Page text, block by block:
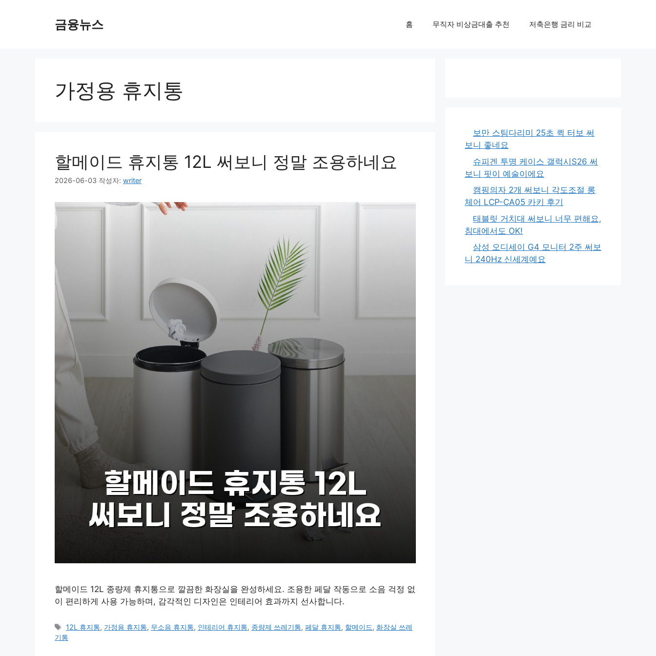
금융뉴스 홈 무직자 비상금대출 추천 저축은행 금리 비교
가정용 휴지통
할메이드 휴지통 12L 써보니 정말 조용하네요
2026-06-03 작성자: writer
할메이드 12L 종량제 휴지통으로 깔끔한 화장실을 완성하세요. 조용한 페달 작동으로 소음 걱정 없
이 편리하게 사용 가능하며, 감각적인 디자인은 인테리어 효과까지 선사합니다.
태
그
12L 휴지통, 가정용 휴지통, 무소음 휴지통, 인테리어 휴지통, 종량제 쓰레기통,페달 휴지통, 할메이드, 화장실 쓰레
기통
보만 스팀다리미 25초 퀵 터보 써
보니 좋네요
슈피겐 투명 케이스 갤럭시S26 써
보니 핏이 예술이에요
캠핑의자 2개 써보니 각도조절 롱
체어 LCP-CA05 카키 후기
태블릿 거치대 써보니 너무 편해요,
침대에서도 OK!
삼성 오디세이 G4 모니터 2주 써보
니 240Hz 신세계예요